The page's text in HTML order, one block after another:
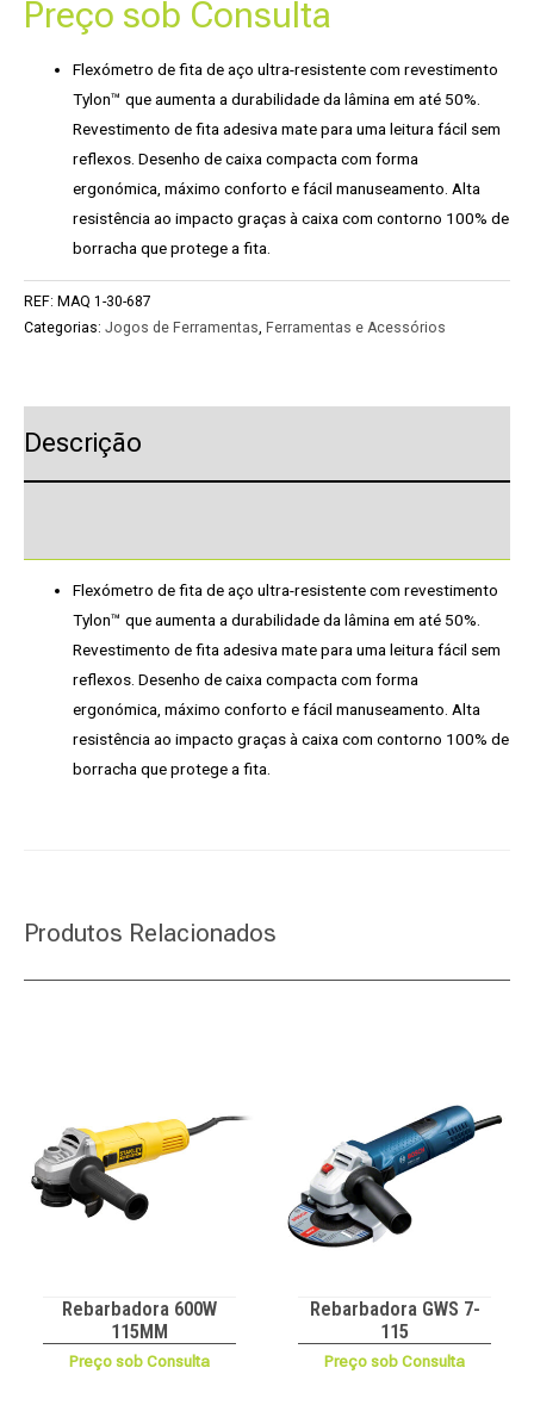
Preço sob Consulta
Flexómetro de fita de aço ultra-resistente com revestimento
Tylon™ que aumenta a durabilidade da lâmina em até 50%.
Revestimento de fita adesiva mate para uma leitura fácil sem
reflexos. Desenho de caixa compacta com forma
ergonómica, máximo conforto e fácil manuseamento. Alta
resistência ao impacto graças à caixa com contorno 100% de
borracha que protege a fita.
REF: MAQ 1-30-687
Categorias: Jogos de Ferramentas, Ferramentas e Acessórios
Descrição
Flexómetro de fita de aço ultra-resistente com revestimento
Tylon™ que aumenta a durabilidade da lâmina em até 50%.
Revestimento de fita adesiva mate para uma leitura fácil sem
reflexos. Desenho de caixa compacta com forma
ergonómica, máximo conforto e fácil manuseamento. Alta
resistência ao impacto graças à caixa com contorno 100% de
borracha que protege a fita.
Produtos Relacionados
Rebarbadora 600W
115MM
Preço sob Consulta
Rebarbadora GWS 7-
115
Preço sob Consulta